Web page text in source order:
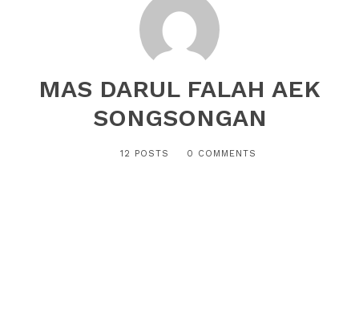
MAS DARUL FALAH AEK
SONGSONGAN
12 POSTS 0 COMMENTS